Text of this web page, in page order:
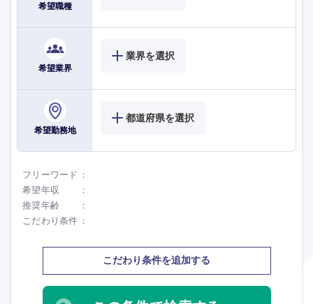
希望職種
希望業界
業界を選択
希望勤務地
都道府県を選択
フリーワード
希望年収
推奨年齢
こだわり条件
こだわり条件を追加する